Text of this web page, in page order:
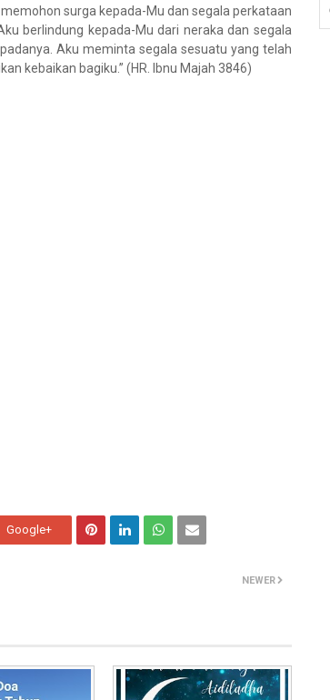
surga kepada-Mu dan segala perkataan
berlindung kepada-Mu dari neraka dan segala
Aku meminta segala sesuatu yang telah
kebaikan bagiku.” (HR. Ibnu Majah 3846)
Google+
NEWER